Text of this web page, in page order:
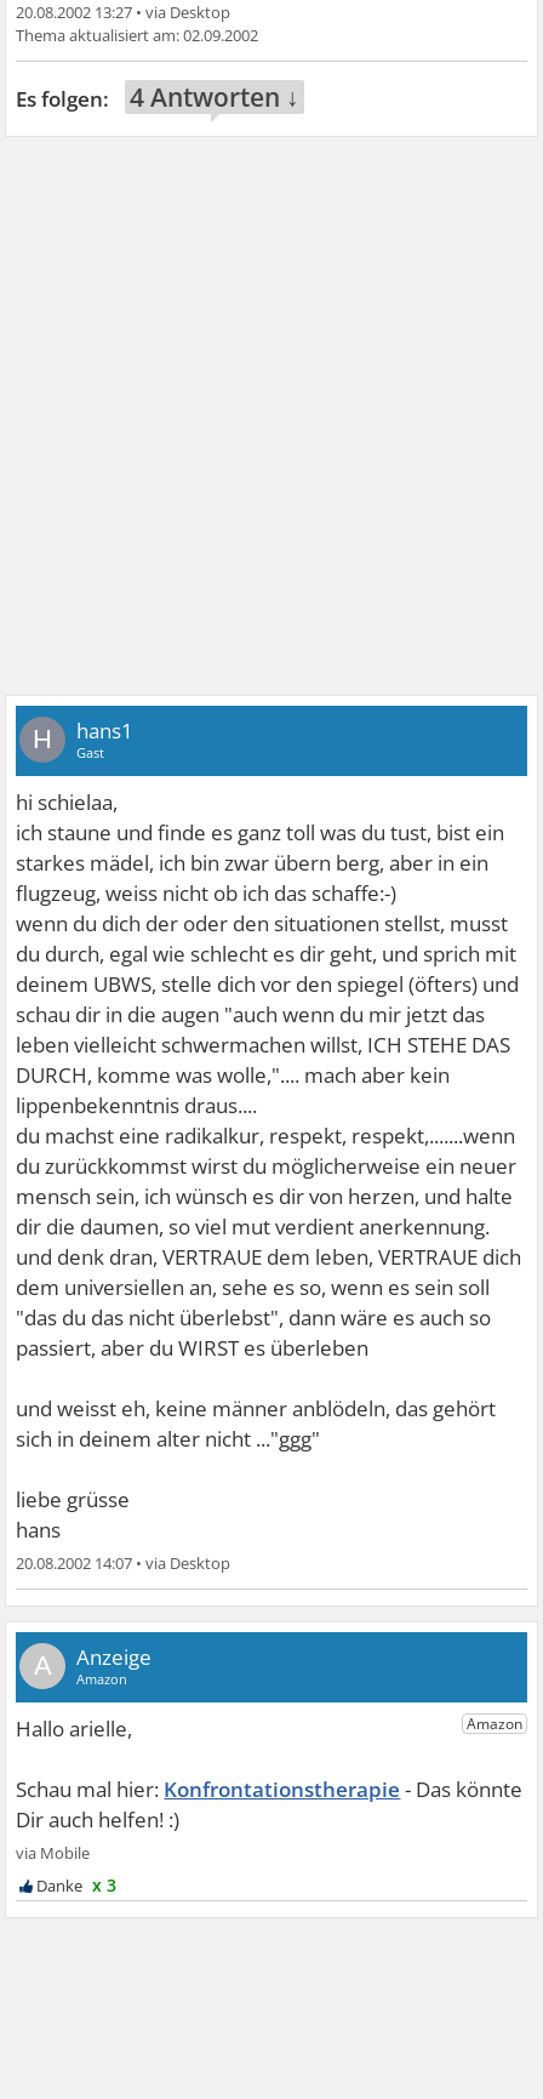
20.08.2002 13:27 •
02.09.2002
4 Antworten ↓
H hans1
Gast
hi schielaa,
ich staune und finde es ganz toll was du tust, bist ein
starkes mädel, ich bin zwar übern berg, aber in ein
flugzeug, weiss nicht ob ich das schaffe:-)
wenn du dich der oder den situationen stellst, musst
du durch, egal wie schlecht es dir geht, und sprich mit
deinem UBWS, stelle dich vor den spiegel (öfters) und
schau dir in die augen "auch wenn du mir jetzt das
leben vielleicht schwermachen willst, ICH STEHE DAS
DURCH, komme was wolle,".... mach aber kein
lippenbekenntnis draus....
du machst eine radikalkur, respekt, respekt,.......wenn
du zurückkommst wirst du möglicherweise ein neuer
mensch sein, ich wünsch es dir von herzen, und halte
dir die daumen, so viel mut verdient anerkennung.
und denk dran, VERTRAUE dem leben, VERTRAUE dich
dem universiellen an, sehe es so, wenn es sein soll
"das du das nicht überlebst", dann wäre es auch so
passiert, aber du WIRST es überleben
und weisst eh, keine männer anblödeln, das gehört
sich in deinem alter nicht ..."ggg"
liebe grüsse
hans
20.08.2002 14:07 •
A
Konfrontationstherapie
x 3